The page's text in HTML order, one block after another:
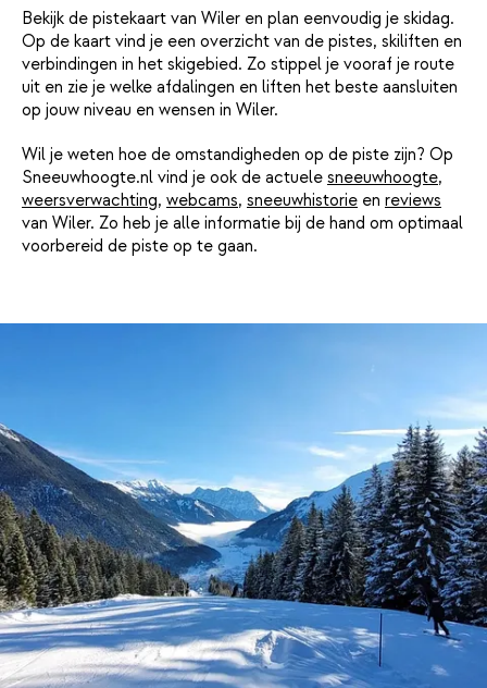
Bekijk de pistekaart van Wiler en plan eenvoudig je skidag.
Op de kaart vind je een overzicht van de pistes, skiliften en
verbindingen in het skigebied. Zo stippel je vooraf je route
uit en zie je welke afdalingen en liften het beste aansluiten
op jouw niveau en wensen in Wiler.
Wil je weten hoe de omstandigheden op de piste zijn? Op
Sneeuwhoogte.nl vind je ook de actuele sneeuwhoogte,
weersverwachting, webcams, sneeuwhistorie en reviews
van Wiler. Zo heb je alle informatie bij de hand om optimaal
voorbereid de piste op te gaan.